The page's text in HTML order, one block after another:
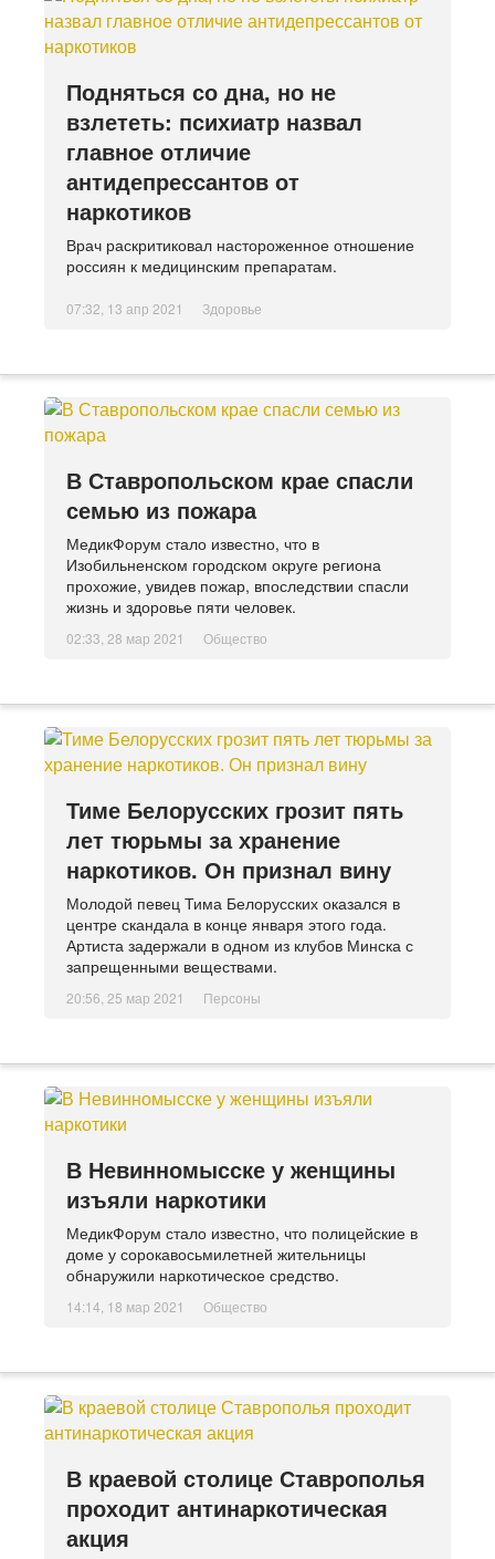
Подняться со дна, но не
взлететь: психиатр назвал
главное отличие
антидепрессантов от
наркотиков
Врач раскритиковал настороженное отношение
россиян к медицинским препаратам.
07:32, 13 апр 2021 Здоровье
В Ставропольском крае спасли
семью из пожара
МедикФорум стало известно, что в
Изобильненском городском округе региона
прохожие, увидев пожар, впоследствии спасли
жизнь и здоровье пяти человек.
02:33, 28 мар 2021 Общество
Тиме Белорусских грозит пять
лет тюрьмы за хранение
наркотиков. Он признал вину
Молодой певец Тима Белорусских оказался в
центре скандала в конце января этого года.
Артиста задержали в одном из клубов Минска с
запрещенными веществами.
20:56, 25 мар 2021 Персоны
В Невинномысске у женщины
изъяли наркотики
МедикФорум стало известно, что полицейские в
доме у сорокавосьмилетней жительницы
обнаружили наркотическое средство.
14:14, 18 мар 2021 Общество
В краевой столице Ставрополья
проходит антинаркотическая
акция